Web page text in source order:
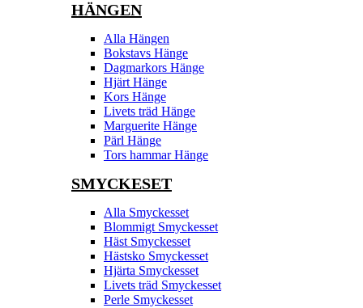
HÄNGEN
Alla Hängen
Bokstavs Hänge
Dagmarkors Hänge
Hjärt Hänge
Kors Hänge
Livets träd Hänge
Marguerite Hänge
Pärl Hänge
Tors hammar Hänge
SMYCKESET
Alla Smyckesset
Blommigt Smyckesset
Häst Smyckesset
Hästsko Smyckesset
Hjärta Smyckesset
Livets träd Smyckesset
Perle Smyckesset